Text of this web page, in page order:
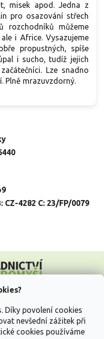
Díky povolení cookies
nevšední zážitek při
cookies používáme
misek apod. Jedna z
pro osazování střech
rozchodníků můžeme
i Africe. Vysazujeme
propustných, spíše
i sucho, tudíž jejich
Lze snadno
Plně mrazuvzdorný.
CZ-4282 C: 23/FP/0079